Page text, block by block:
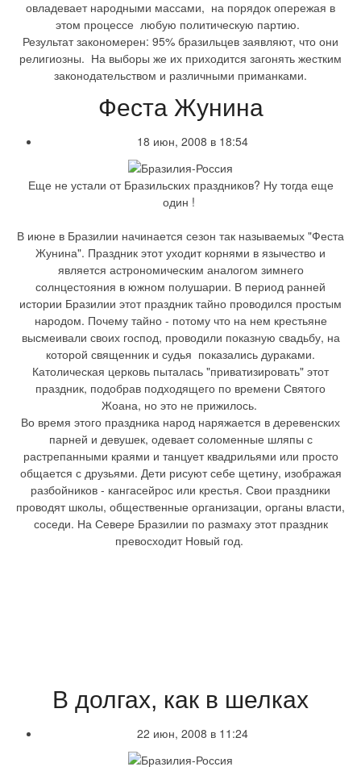
овладевает народными массами, на порядок опережая в
этом процессе любую политическую партию.
Результат закономерен: 95% бразильцев заявляют, что они
религиозны. На выборы же их приходится загонять жестким
законодательством и различными приманками.
Феста Жунина
18 июн, 2008 в 18:54
Еще не устали от Бразильских праздников? Ну тогда еще
один !
В июне в Бразилии начинается сезон так называемых "Феста
Жунина". Праздник этот уходит корнями в язычество и
является астрономическим аналогом зимнего
солнцестояния в южном полушарии. В период ранней
истории Бразилии этот праздник тайно проводился простым
народом. Почему тайно - потому что на нем крестьяне
высмеивали своих господ, проводили показную свадьбу, на
которой священник и судья показались дураками.
Католическая церковь пыталась "приватизировать" этот
праздник, подобрав подходящего по времени Святого
Жоана, но это не прижилось.
Во время этого праздника народ наряжается в деревенских
парней и девушек, одевает соломенные шляпы с
растрепанными краями и танцует квадрильями или просто
общается с друзьями. Дети рисуют себе щетину, изображая
разбойников - кангасейрос или крестья. Свои праздники
проводят школы, общественные организации, органы власти,
соседи. На Севере Бразилии по размаху этот праздник
превосходит Новый год.
В долгах, как в шелках
22 июн, 2008 в 11:24